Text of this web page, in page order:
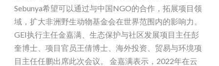
Sebunya希望可以通过与中国NGO的合作，拓展项目领
域，扩大非洲野生动物基金会在世界范围内的影响力。
GEI执行主任金嘉满、生态保护与社区发展项目主任彭
奎博士、项目官员王倩博士、海外投资、贸易与环境项
目主任任鹏出席此次会议。 金嘉满表示，2022年在云